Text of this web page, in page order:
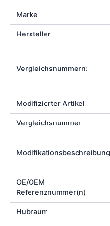
Marke
Hersteller
Vergleichsnummern:
Modifizierter Artikel
Vergleichsnummer
Modifikationsbeschreibung
OE/OEM
Referenznummer(n)
Hubraum